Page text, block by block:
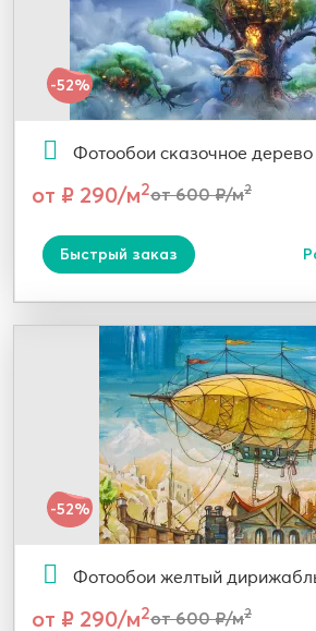
-52%
Фотообои сказочное дерево
от ₽ 290/м2от 600 ₽/м2
Быстрый заказ
-52%
Фотообои желтый
от ₽ 290/м2от 600 ₽/м2